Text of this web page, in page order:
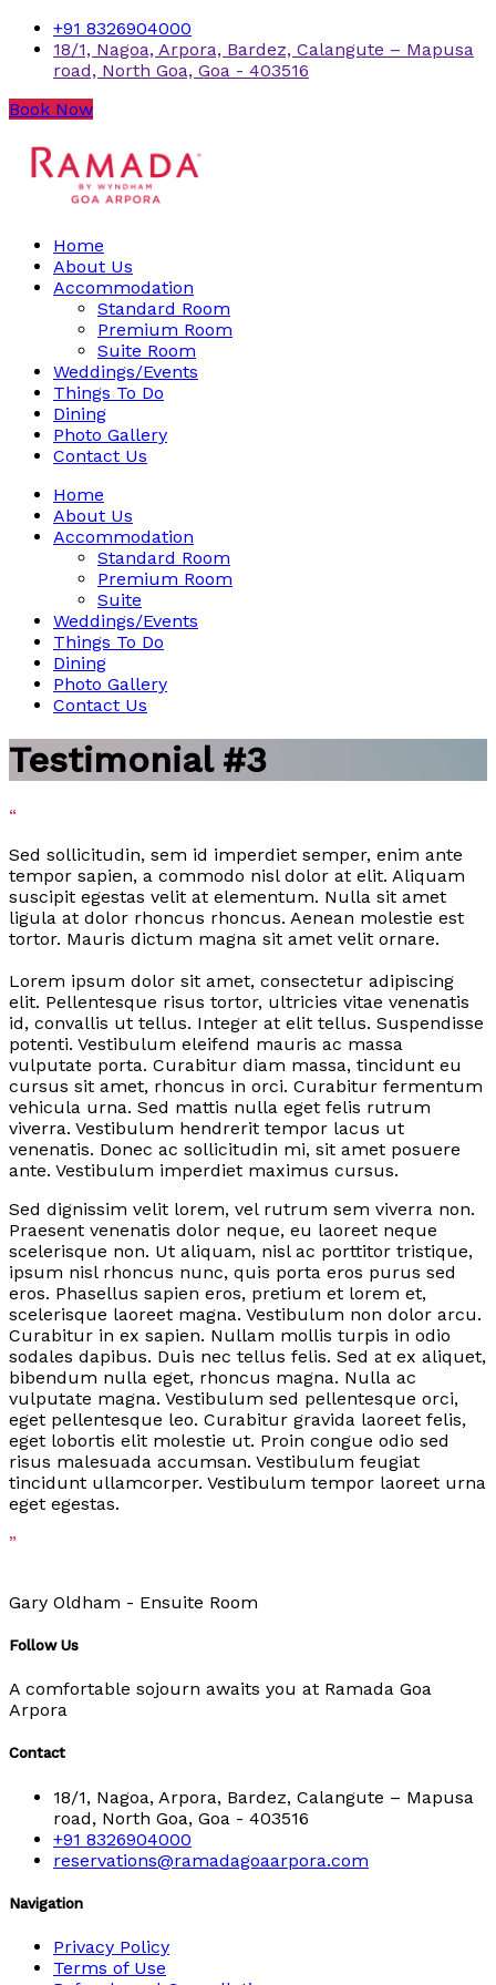
+91 8326904000
18/1, Nagoa, Arpora, Bardez, Calangute – Mapusa
road, North Goa, Goa - 403516
Book Now
Home
About Us
Accommodation
Standard Room
Premium Room
Suite Room
Weddings/Events
Things To Do
Dining
Photo Gallery
Contact Us
Home
About Us
Accommodation
Standard Room
Premium Room
Suite
Weddings/Events
Things To Do
Dining
Photo Gallery
Contact Us
Testimonial #3
“
Sed sollicitudin, sem id imperdiet semper, enim ante
tempor sapien, a commodo nisl dolor at elit. Aliquam
suscipit egestas velit at elementum. Nulla sit amet
ligula at dolor rhoncus rhoncus. Aenean molestie est
tortor. Mauris dictum magna sit amet velit ornare.
Lorem ipsum dolor sit amet, consectetur adipiscing
elit. Pellentesque risus tortor, ultricies vitae venenatis
id, convallis ut tellus. Integer at elit tellus. Suspendisse
potenti. Vestibulum eleifend mauris ac massa
vulputate porta. Curabitur diam massa, tincidunt eu
cursus sit amet, rhoncus in orci. Curabitur fermentum
vehicula urna. Sed mattis nulla eget felis rutrum
viverra. Vestibulum hendrerit tempor lacus ut
venenatis. Donec ac sollicitudin mi, sit amet posuere
ante. Vestibulum imperdiet maximus cursus.
Sed dignissim velit lorem, vel rutrum sem viverra non.
Praesent venenatis dolor neque, eu laoreet neque
scelerisque non. Ut aliquam, nisl ac porttitor tristique,
ipsum nisl rhoncus nunc, quis porta eros purus sed
eros. Phasellus sapien eros, pretium et lorem et,
scelerisque laoreet magna. Vestibulum non dolor arcu.
Curabitur in ex sapien. Nullam mollis turpis in odio
sodales dapibus. Duis nec tellus felis. Sed at ex aliquet,
bibendum nulla eget, rhoncus magna. Nulla ac
vulputate magna. Vestibulum sed pellentesque orci,
eget pellentesque leo. Curabitur gravida laoreet felis,
eget lobortis elit molestie ut. Proin congue odio sed
risus malesuada accumsan. Vestibulum feugiat
tincidunt ullamcorper. Vestibulum tempor laoreet urna
eget egestas.
”
Gary Oldham - Ensuite Room
Follow Us
A comfortable sojourn awaits you at Ramada Goa
Arpora
Contact
18/1, Nagoa, Arpora, Bardez, Calangute – Mapusa
road, North Goa, Goa - 403516
+91 8326904000
reservations@ramadagoaarpora.com
Navigation
Privacy Policy
Terms of Use